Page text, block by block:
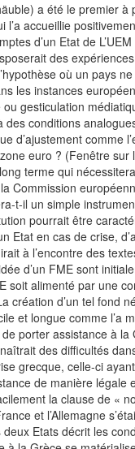
a été le premier à
accueillie
d’un Etat de
des
où un pays
les instances
gesticulation
conditions
d’ajustement comme
euro ? (Fenêtre sur
terme qui
Commission
t-il un simple
pourrait être
Etat en cas de crise,
à l’encontre des
d’un FME sont
soit alimenté par une
création d’un tel fond
et longue comme l’a
porter assistance à
des difficultés
grecque, celle-ci
de manière légale
la clause de «
et l’Allemagne
Etats décrit les